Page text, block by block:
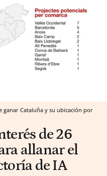
ganar Cataluña y su ubicación por
de 26
allanar el
de IA